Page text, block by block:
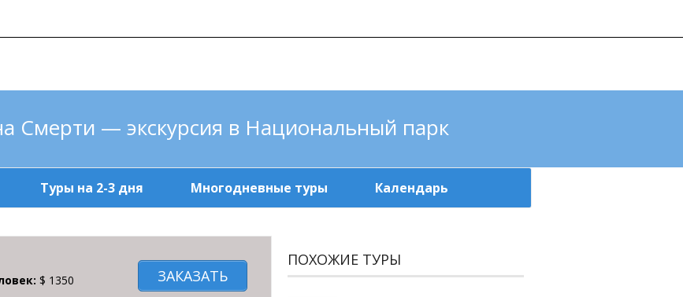
Смерти — экскурсия в Национальный парк
Туры на 2-3 дня Многодневные туры Календарь
$ 1350 ЗАКАЗАТЬ
ПОХОЖИЕ ТУРЫ